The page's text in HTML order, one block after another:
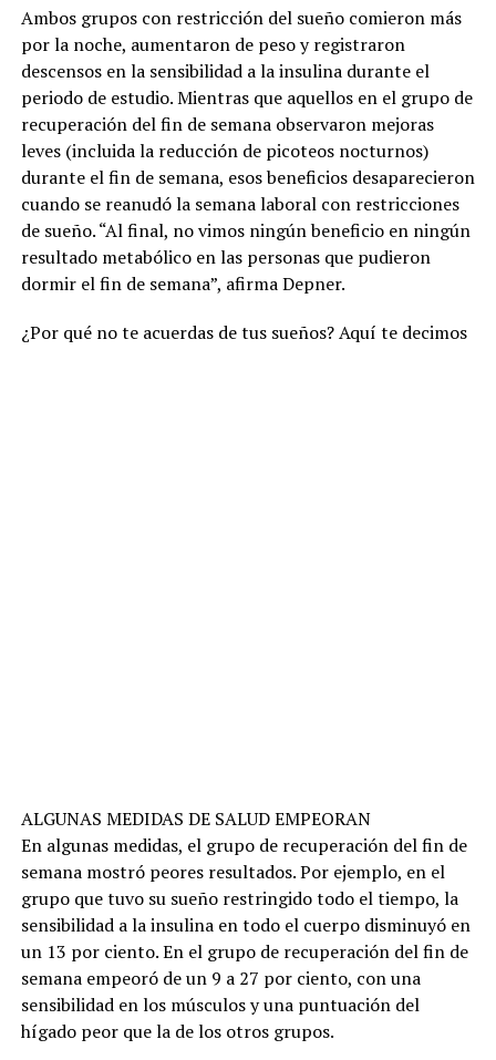
Ambos grupos con restricción del sueño comieron más
por la noche, aumentaron de peso y registraron
descensos en la sensibilidad a la insulina durante el
periodo de estudio. Mientras que aquellos en el grupo de
recuperación del fin de semana observaron mejoras
leves (incluida la reducción de picoteos nocturnos)
durante el fin de semana, esos beneficios desaparecieron
cuando se reanudó la semana laboral con restricciones
de sueño. “Al final, no vimos ningún beneficio en ningún
resultado metabólico en las personas que pudieron
dormir el fin de semana”, afirma Depner.
¿Por qué no te acuerdas de tus sueños? Aquí te decimos
ALGUNAS MEDIDAS DE SALUD EMPEORAN
En algunas medidas, el grupo de recuperación del fin de
semana mostró peores resultados. Por ejemplo, en el
grupo que tuvo su sueño restringido todo el tiempo, la
sensibilidad a la insulina en todo el cuerpo disminuyó en
un 13 por ciento. En el grupo de recuperación del fin de
semana empeoró de un 9 a 27 por ciento, con una
sensibilidad en los músculos y una puntuación del
hígado peor que la de los otros grupos.